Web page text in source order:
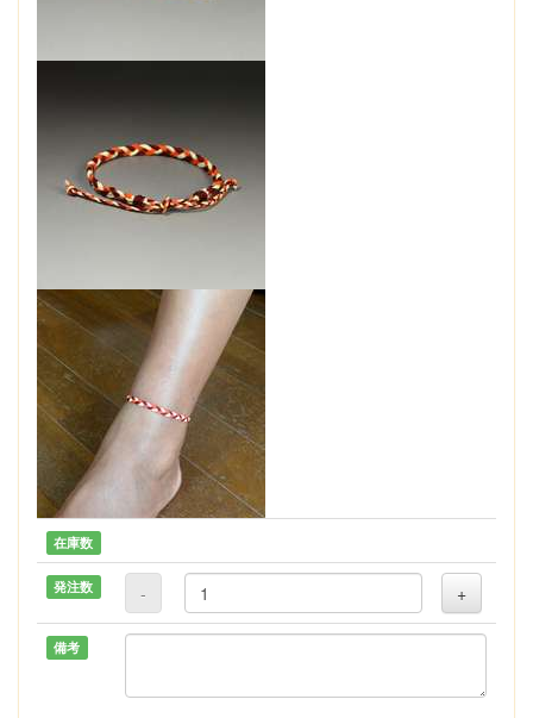
在庫数
発注数 - +
備考